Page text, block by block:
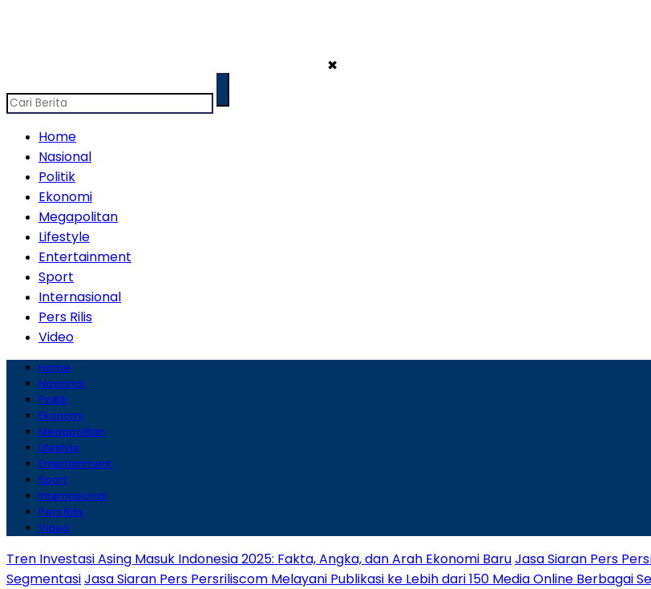
✖
Home
Nasional
Politik
Ekonomi
Megapolitan
Lifestyle
Entertainment
Sport
Internasional
Pers Rilis
Video
Home
Nasional
Politik
Ekonomi
Megapolitan
Lifestyle
Entertainment
Sport
Internasional
Pers Rilis
Video
Tren Investasi Asing Masuk Indonesia 2025: Fakta, Angka, dan Arah Ekonomi BaruJasa Siaran Pers
SegmentasiJasa Siaran Pers Persriliscom Melayani Publikasi ke Lebih dari 150 Media Online Berbagai